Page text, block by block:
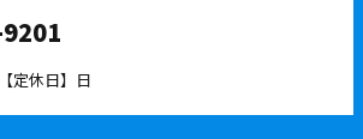
定休日】日